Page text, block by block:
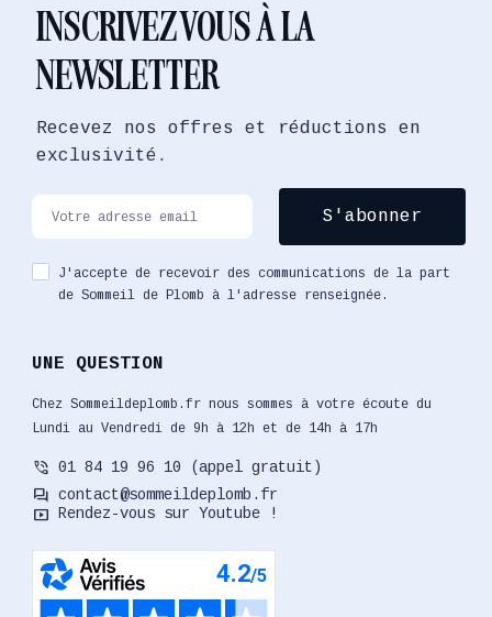
INSCRIVEZ VOUS À LA
NEWSLETTER
Recevez nos offres et réductions en
exclusivité.
J'accepte de recevoir des communications de la part
de Sommeil de Plomb à l'adresse renseignée.
UNE QUESTION
Chez Sommeildeplomb.fr nous sommes à votre écoute du
Lundi au Vendredi de 9h à 12h et de 14h à 17h
phone_in_talk 01 84 19 96 10 (appel gratuit)
forum contact@sommeildeplomb.fr
smart_display Rendez-vous sur Youtube !